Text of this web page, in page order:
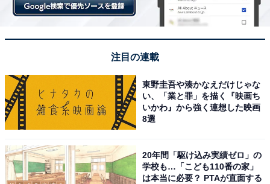
注目の連載
東野圭吾や湊かなえだけじゃな
い、「業と罪」を描く『映画ち
いかわ』から強く連想した映画
8選
20年間「駆け込み実績ゼロ」の
学校も…「こども110番の家」
は本当に必要？ PTAが直面する